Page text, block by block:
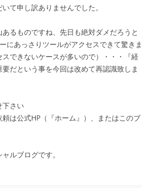
て申し訳ありませんでした。
るものですね、先日も絶対ダメだろうと
にあっさりツールがアクセスできて驚きま
できないケースが多いので）・・・『経
だという事を今回は改めて再認識致しま
下さい
は公式HP（『ホーム』）、またはこのブ
ルブログです。